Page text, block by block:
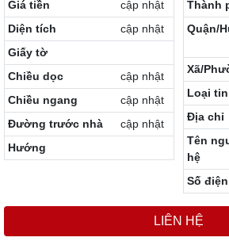
Giá tiền
cập nhật
Diện tích
cập nhật
Giấy tờ
Chiều dọc
cập nhật
Chiều ngang
cập nhật
Đường trước nhà
cập nhật
Hướng
Thành
Quận/
Xã/
Loại tin
Địa chỉ
Tên
hệ
Số
LIÊN HỆ